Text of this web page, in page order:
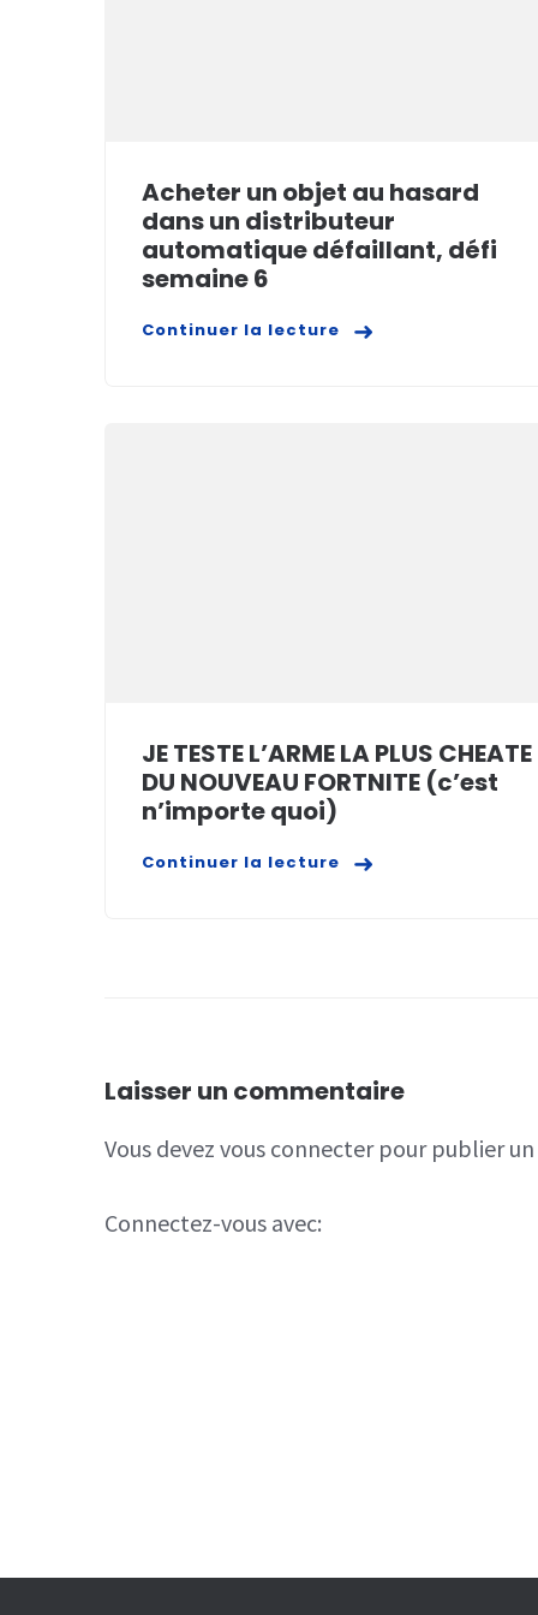
Acheter un objet au hasard
dans un distributeur
automatique défaillant, défi
semaine 6
Continuer la lecture
JE TESTE L’ARME LA PLUS CHEATE
DU NOUVEAU FORTNITE (c’est
n’importe quoi)
Continuer la lecture
Laisser un commentaire
Vous devez vous connecterpour publier
Connectez-vous avec: